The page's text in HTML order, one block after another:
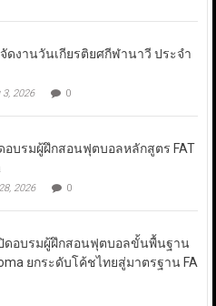
จัดงานวันเกียรติยศกีฬานาวี ประจำ
2026 0
ดอบรมผู้ฝึกสอนฟุตบอลหลักสูตร FAT
2026 0
ปิดอบรมผู้ฝึกสอนฟุตบอลขั้นพื้นฐาน
ยกระดับโค้ชไทยสู่มาตรฐาน FA